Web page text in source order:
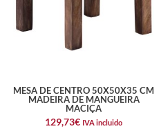
MESA DE CENTRO 50X50X35 CM
MADEIRA DE MANGUEIRA
MACIÇA
129,73€ IVA incluido